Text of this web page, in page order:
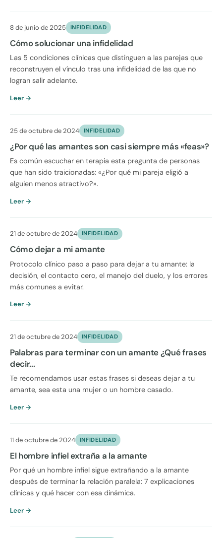
8 de junio de 2025 INFIDELIDAD
Cómo solucionar una infidelidad
Las 5 condiciones clínicas que distinguen a las parejas que
reconstruyen el vínculo tras una infidelidad de las que no
logran salir adelante.
Leer →
25 de octubre de 2024 INFIDELIDAD
¿Por qué las amantes son casi siempre más «feas»?
Es común escuchar en terapia esta pregunta de personas
que han sido traicionadas: «¿Por qué mi pareja eligió a
alguien menos atractivo?».
Leer →
21 de octubre de 2024 INFIDELIDAD
Cómo dejar a mi amante
Protocolo clínico paso a paso para dejar a tu amante: la
decisión, el contacto cero, el manejo del duelo, y los errores
más comunes a evitar.
Leer →
21 de octubre de 2024 INFIDELIDAD
Palabras para terminar con un amante ¿Qué frases
decir...
Te recomendamos usar estas frases si deseas dejar a tu
amante, sea esta una mujer o un hombre casado.
Leer →
11 de octubre de 2024 INFIDELIDAD
El hombre infiel extraña a la amante
Por qué un hombre infiel sigue extrañando a la amante
después de terminar la relación paralela: 7 explicaciones
clínicas y qué hacer con esa dinámica.
Leer →